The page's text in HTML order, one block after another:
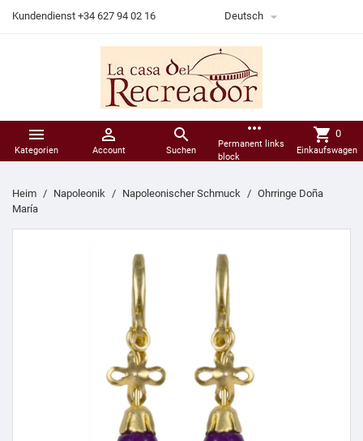
Kundendienst +34 627 94 02 16 Deutsch 

Kategorien

Account

Suchen
more_horiz
Permanent links
block
shopping_cart 0
Einkaufswagen
Heim Napoleonik Napoleonischer Schmuck
Ohrringe Doña
María